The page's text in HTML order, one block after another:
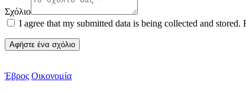
Σχόλιο
I agree that my submitted data is being collected and
Έβρος Οικονομία